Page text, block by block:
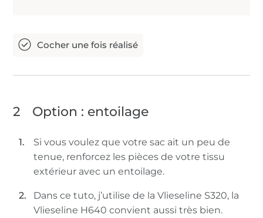
2 Option : entoilage
Si vous voulez que votre sac ait un peu de
tenue, renforcez les pièces de votre tissu
extérieur avec un entoilage.
Dans ce tuto, j’utilise de la Vlieseline S320, la
Vlieseline H640 convient aussi très bien.